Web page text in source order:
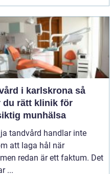
i karlskrona så
du rätt klinik för
munhälsa
tandvård handlar inte
att laga hål när
redan är ett faktum. Det
...